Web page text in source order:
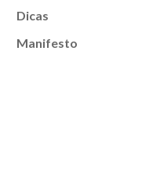
Dicas
Manifesto